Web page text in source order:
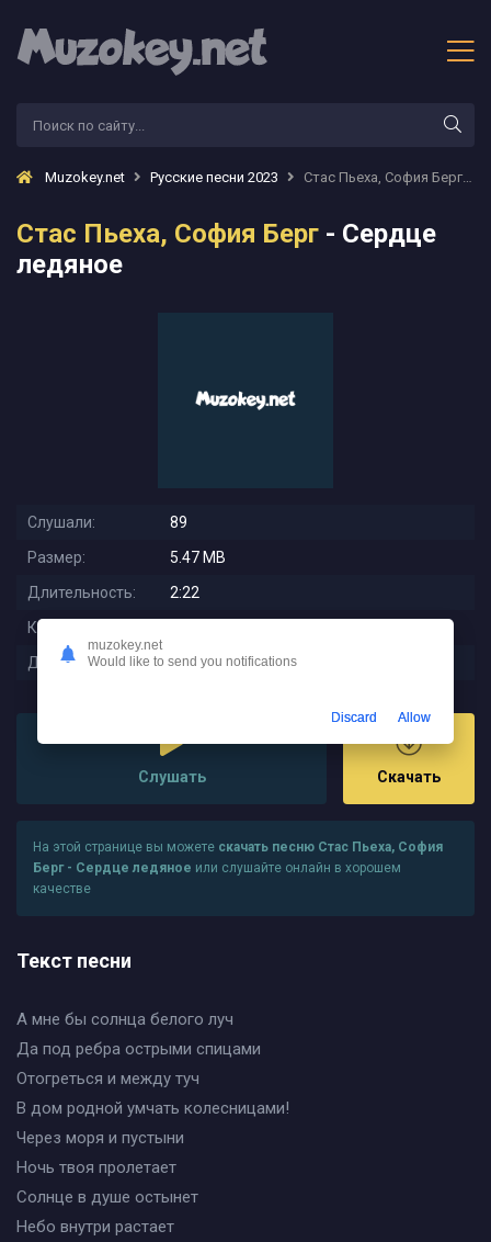
Muzokey.net Русские песни 2023 Стас Пьеха, София Берг - Сердце ледяное
Стас Пьеха, София Берг - Сердце
ледяное
Слушали:
89
Размер:
5.47 MB
Длительность:
2:22
Качество:
Дата релиза:
2025-11-14 06:05:02
Слушать Скачать
На этой странице вы можете скачать песню Стас Пьеха, София
Берг - Сердце ледяное или слушайте онлайн в хорошем
качестве
Текст песни
А мне бы солнца белого луч
Да под ребра острыми спицами
Отогреться и между туч
В дом родной умчать колесницами!
Через моря и пустыни
Ночь твоя пролетает
Солнце в душе остынет
Небо внутри растает
muzokey.net
Would like to send you notifications
Discard Allow